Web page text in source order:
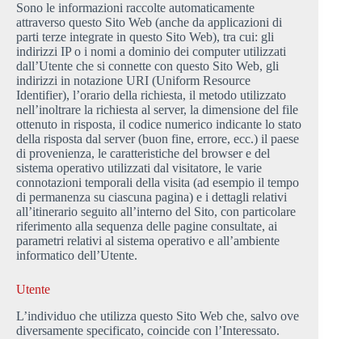
Sono le informazioni raccolte automaticamente
attraverso questo Sito Web (anche da applicazioni di
parti terze integrate in questo Sito Web), tra cui: gli
indirizzi IP o i nomi a dominio dei computer utilizzati
dall’Utente che si connette con questo Sito Web, gli
indirizzi in notazione URI (Uniform Resource
Identifier), l’orario della richiesta, il metodo utilizzato
nell’inoltrare la richiesta al server, la dimensione del file
ottenuto in risposta, il codice numerico indicante lo stato
della risposta dal server (buon fine, errore, ecc.) il paese
di provenienza, le caratteristiche del browser e del
sistema operativo utilizzati dal visitatore, le varie
connotazioni temporali della visita (ad esempio il tempo
di permanenza su ciascuna pagina) e i dettagli relativi
all’itinerario seguito all’interno del Sito, con particolare
riferimento alla sequenza delle pagine consultate, ai
parametri relativi al sistema operativo e all’ambiente
informatico dell’Utente.
Utente
L’individuo che utilizza questo Sito Web che, salvo ove
diversamente specificato, coincide con l’Interessato.